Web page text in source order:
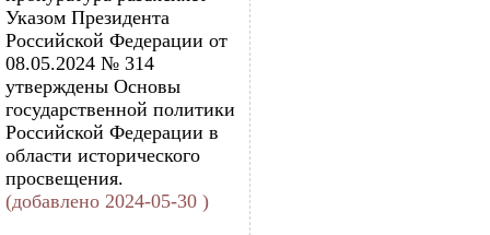
Указом Президента
Российской Федерации от
08.05.2024 № 314
утверждены Основы
государственной политики
Российской Федерации в
области исторического
просвещения.
(добавлено 2024-05-30 )